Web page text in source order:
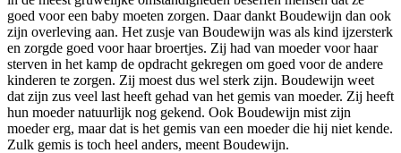
goed voor een baby moeten zorgen. Daar dankt Boudewijn dan ook
zijn overleving aan. Het zusje van Boudewijn was als kind ijzersterk
en zorgde goed voor haar broertjes. Zij had van moeder voor haar
sterven in het kamp de opdracht gekregen om goed voor de andere
kinderen te zorgen. Zij moest dus wel sterk zijn. Boudewijn weet
dat zijn zus veel last heeft gehad van het gemis van moeder. Zij heeft
hun moeder natuurlijk nog gekend. Ook Boudewijn mist zijn
moeder erg, maar dat is het gemis van een moeder die hij niet kende.
Zulk gemis is toch heel anders, meent Boudewijn.